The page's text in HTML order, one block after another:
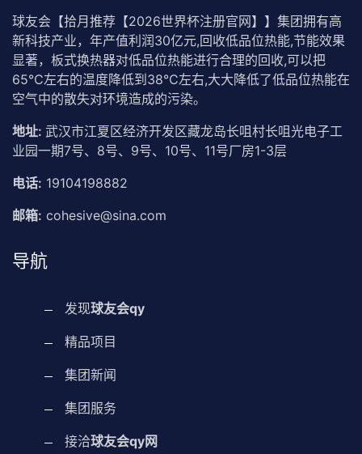
球友会【拾月推荐【2026世界杯注册官网】】集团拥有高
新科技产业，年产值利润30亿元,回收低品位热能,节能效果
显著，板式换热器对低品位热能进行合理的回收,可以把
65℃左右的温度降低到38℃左右,大大降低了低品位热能在
空气中的散失对环境造成的污染。
地址: 武汉市江夏区经济开发区藏龙岛长咀村长咀光电子工
业园一期7号、8号、9号、10号、11号厂房1-3层
电话: 19104198882
邮箱: cohesive@sina.com
导航
发现球友会qy
精品项目
集团新闻
集团服务
接洽球友会qy网